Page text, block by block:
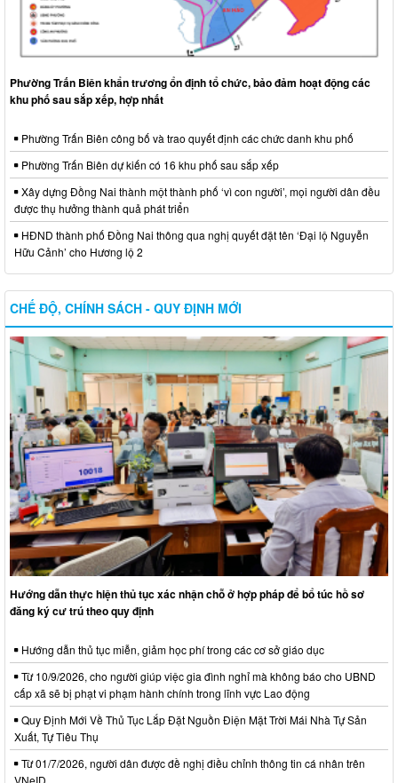
Phường Trấn Biên khẩn trương ổn định tổ chức, bảo đảm hoạt động các
khu phố sau sắp xếp, hợp nhất
Phường Trấn Biên công bố và trao quyết định các chức danh khu phố
Phường Trấn Biên dự kiến có 16 khu phố sau sắp xếp
Xây dựng Đồng Nai thành một thành phố ‘vì con người’, mọi người dân đều
được thụ hưởng thành quả phát triển
HĐND thành phố Đồng Nai thông qua nghị quyết đặt tên ‘Đại lộ Nguyễn
Hữu Cảnh’ cho Hương lộ 2
CHẾ ĐỘ, CHÍNH SÁCH - QUY ĐỊNH MỚI
Hướng dẫn thực hiện thủ tục xác nhận chỗ ở hợp pháp để bổ túc hồ sơ
đăng ký cư trú theo quy định
Hướng dẫn thủ tục miễn, giảm học phí trong các cơ sở giáo dục
Từ 10/9/2026, cho người giúp việc gia đình nghỉ mà không báo cho UBND
cấp xã sẽ bị phạt vi phạm hành chính trong lĩnh vực Lao động
Quy Định Mới Về Thủ Tục Lắp Đặt Nguồn Điện Mặt Trời Mái Nhà Tự Sản
Xuất, Tự Tiêu Thụ
Từ 01/7/2026, người dân được đề nghị điều chỉnh thông tin cá nhân trên
VNeID